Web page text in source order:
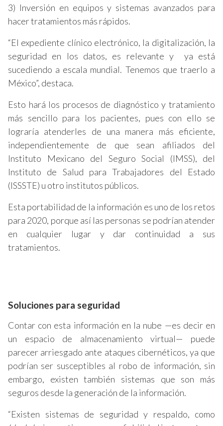
3) Inversión en equipos y sistemas avanzados para
hacer tratamientos más rápidos.
“El expediente clínico electrónico, la digitalización, la
seguridad en los datos, es relevante y ya está
sucediendo a escala mundial. Tenemos que traerlo a
México”, destaca.
Esto hará los procesos de diagnóstico y tratamiento
más sencillo para los pacientes, pues con ello se
lograría atenderles de una manera más eficiente,
independientemente de que sean afiliados del
Instituto Mexicano del Seguro Social (IMSS), del
Instituto de Salud para Trabajadores del Estado
(ISSSTE) u otro institutos públicos.
Esta portabilidad de la información es uno de los retos
para 2020, porque así las personas se podrían atender
en cualquier lugar y dar continuidad a sus
tratamientos.
Soluciones para seguridad
Contar con esta información en la nube —es decir en
un espacio de almacenamiento virtual— puede
parecer arriesgado ante ataques cibernéticos, ya que
podrían ser susceptibles al robo de información, sin
embargo, existen también sistemas que son más
seguros desde la generación de la información.
“Existen sistemas de seguridad y respaldo, como